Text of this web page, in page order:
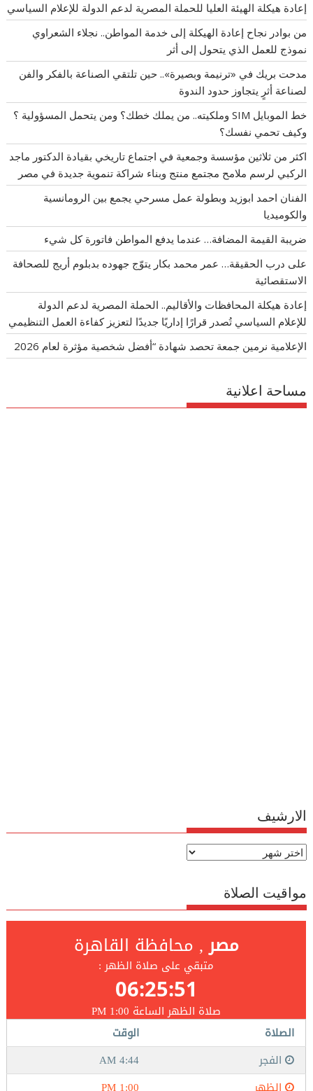
إعادة هيكلة الهيئة العليا للحملة المصرية لدعم الدولة للإعلام السياسي
من بوادر نجاح إعادة الهيكلة إلى خدمة المواطن.. نجلاء الشعراوي
نموذج للعمل الذي يتحول إلى أثر
مدحت بريك في «ترنيمة وبصيرة».. حين تلتقي الصناعة بالفكر والفن
لصناعة أثرٍ يتجاوز حدود الندوة
خط الموبايل SIM وملكيته.. من يملك خطك؟ ومن يتحمل المسؤولية ؟
وكيف تحمي نفسك؟
اكثر من ثلاثين مؤسسة وجمعية في اجتماع تاريخي بقيادة الدكتور ماجد
الركبي لرسم ملامح مجتمع منتج وبناء شراكة تنموية جديدة في مصر
الفنان احمد ابوزيد وبطولة عمل مسرحي يجمع بين الرومانسية
والكوميديا
ضريبة القيمة المضافة… عندما يدفع المواطن فاتورة كل شيء
على درب الحقيقة… عمر محمد بكار يتوّج جهوده بدبلوم أريج للصحافة
الاستقصائية
إعادة هيكلة المحافظات والأقاليم.. الحملة المصرية لدعم الدولة
للإعلام السياسي تُصدر قرارًا إداريًا جديدًا لتعزيز كفاءة العمل التنظيمي
الإعلامية نرمين جمعة تحصد شهادة “أفضل شخصية مؤثرة لعام 2026
مساحة اعلانية
الارشيف
الارشيف
مواقيت الصلاة